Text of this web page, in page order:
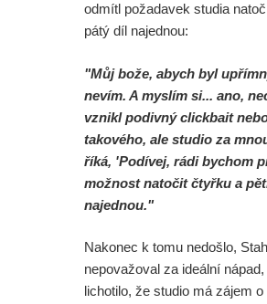
odmítl požadavek studia
pátý díl najednou:
"Můj bože, abych byl
nevím. A myslím si... ano,
vznikl podivný clickbait
takového, ale studio za
říká, 'Podívej, rádi bychom
možnost natočit čtyřku a
najednou."
Nakonec k tomu nedošlo,
nepovažoval za ideální
lichotilo, že studio má zájem